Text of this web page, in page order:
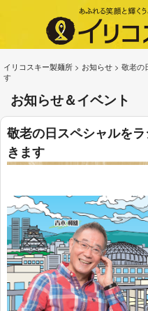
イリコスキー製麺所 > お知らせ > 敬老の
す
お知らせ＆イベント
敬老の日スペシャルを
きます